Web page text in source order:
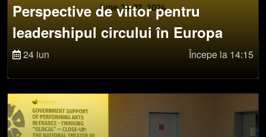
Perspective de viitor pentru
leadershipul circului în Europa
24 iun Începe la 14:15